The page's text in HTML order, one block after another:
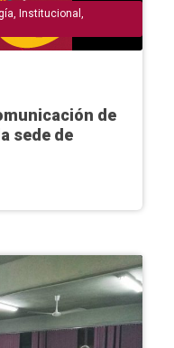
, Institucional ,
de
sede de